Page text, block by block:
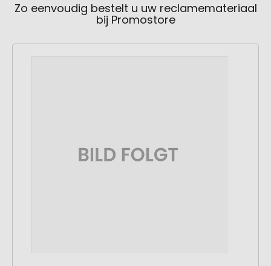
Zo eenvoudig bestelt u uw reclamemateriaal
bij Promostore